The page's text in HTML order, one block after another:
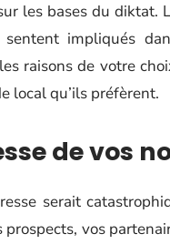
les bases du diktat.
sentent impliqués
raisons de votre
local qu’ils préfèrent.
de vos
serait
vos